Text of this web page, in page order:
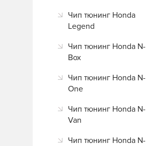
Чип тюнинг Honda
Legend
Чип тюнинг Honda N-
Box
Чип тюнинг Honda N-
One
Чип тюнинг Honda N-
Van
Чип тюнинг Honda N-